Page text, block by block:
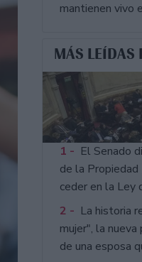
mantienen vivo
MÁS LEÍDAS
1 - El Senado
de la
ceder en la Ley
2 - La historia
mujer", la
de una esposa